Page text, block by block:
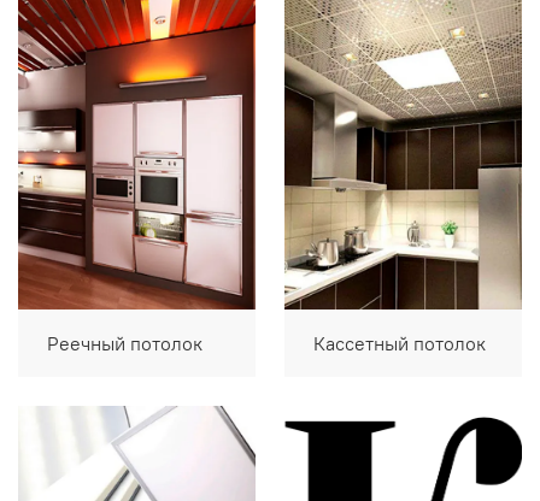
Реечный потолок Кассетный потолок